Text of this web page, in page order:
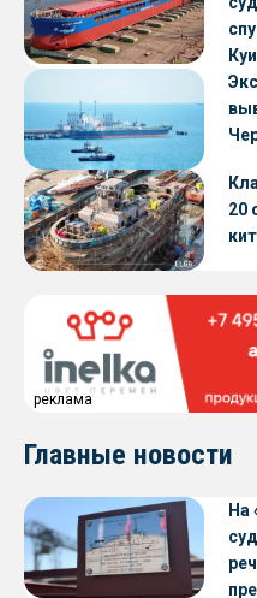
20
реклама
Главные новости
На